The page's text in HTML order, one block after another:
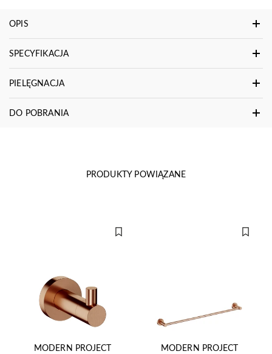
OPIS
SPECYFIKACJA
PIELĘGNACJA
DO POBRANIA
PRODUKTY POWIĄZANE
MODERN PROJECT
MODERN PROJECT